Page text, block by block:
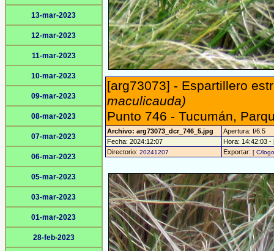
13-mar-2023
12-mar-2023
11-mar-2023
10-mar-2023
09-mar-2023
08-mar-2023
07-mar-2023
06-mar-2023
05-mar-2023
03-mar-2023
01-mar-2023
28-feb-2023
[arg73073] - Espartillero
maculicauda)
Punto 746 - Tucumán,
Archivo: arg73073_dcr_746_5.jpg
Apertura: f/6.5
Fecha: 2024:12:07
Hora: 14:42:03 -
Directorio: 20241207 Exportar: [ C/